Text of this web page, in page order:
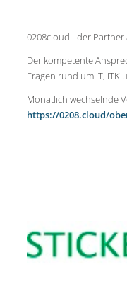
0208cloud - der Partner
Der kompetente
Fragen rund um IT, ITK
Monatlich wechselnde
https://0208.cloud/